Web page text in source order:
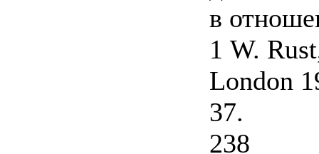
в
1 W.
London
37.
238